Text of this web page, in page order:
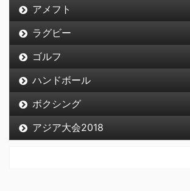
アメフト
ラグビー
ゴルフ
ハンドボール
ボクシング
アジア大会2018